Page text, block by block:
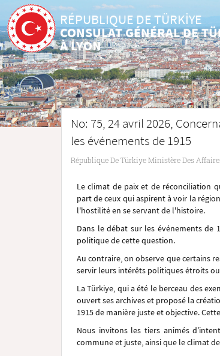
RÉPUBLIQUE DE TÜRKİYE
CONSULAT GÉNÉRAL DE
À LYON
No: 75, 24 avril 2026,
les événements de 1915
République De Türkiye Ministère Des
Le climat de paix et de réconciliation
part de ceux qui aspirent à voir la
l'hostilité en se servant de l'histoire.
Dans le débat sur les événements
politique de cette question.
Au contraire, on observe que certains
servir leurs intérêts politiques étroits
La Türkiye, qui a été le berceau des
ouvert ses archives et proposé la
1915 de manière juste et objective.
Nous invitons les tiers animés
commune et juste, ainsi que le climat